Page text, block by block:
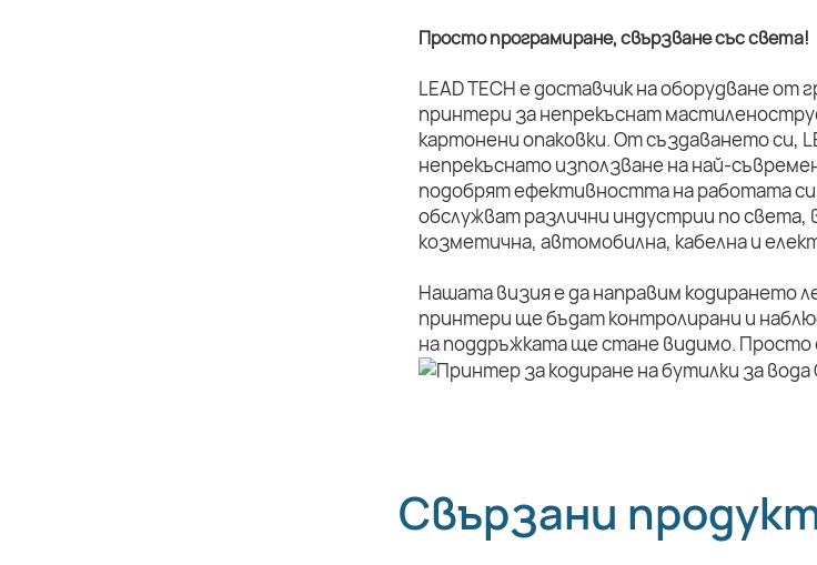
Просто програмиране, свързване със света!
LEAD TECH е доставчик на оборудване
принтери за непрекъснат
картонени опаковки. От създаването си,
непрекъснато използване на най-
подобрят ефективността на работата
обслужват различни индустрии по
козметична, автомобилна, кабелна и
Нашата визия е да направим кодирането
принтери ще бъдат контролирани и
на поддръжката ще стане видимо.
Свързани